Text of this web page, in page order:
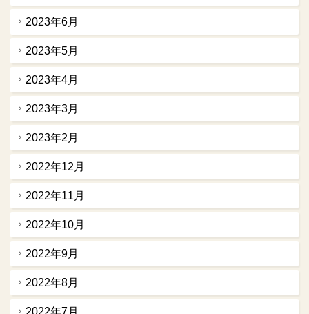
2023年6月
2023年5月
2023年4月
2023年3月
2023年2月
2022年12月
2022年11月
2022年10月
2022年9月
2022年8月
2022年7月